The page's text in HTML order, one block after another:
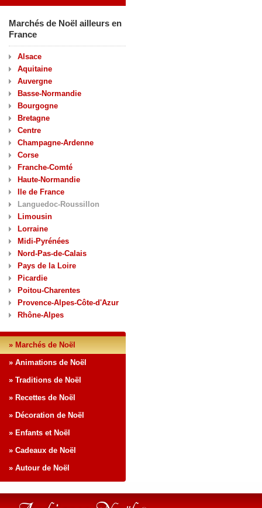
Marchés de Noël ailleurs en
France
Alsace
Aquitaine
Auvergne
Basse-Normandie
Bourgogne
Bretagne
Centre
Champagne-Ardenne
Corse
Franche-Comté
Haute-Normandie
Ile de France
Languedoc-Roussillon
Limousin
Lorraine
Midi-Pyrénées
Nord-Pas-de-Calais
Pays de la Loire
Picardie
Poitou-Charentes
Provence-Alpes-Côte-d'Azur
Rhône-Alpes
» Marchés de Noël
» Animations de Noël
» Traditions de Noël
» Recettes de Noël
» Décoration de Noël
» Enfants et Noël
» Cadeaux de Noël
» Autour de Noël